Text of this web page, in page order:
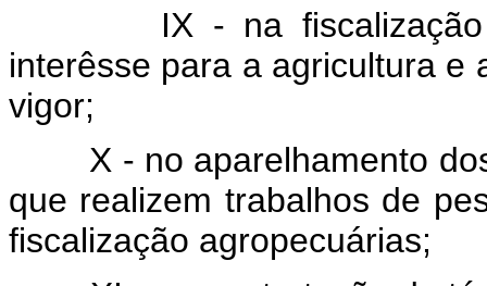
IX - na
interêsse para a agricultura e
vigor;
X - no aparelhamento
que realizem trabalhos de
fiscalização agropecuárias;